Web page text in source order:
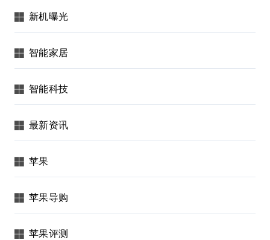
新机曝光
智能家居
智能科技
最新资讯
苹果
苹果导购
苹果评测